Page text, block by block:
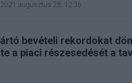
2021 augusztus 28. 12:36
bevételi rekordokat
a piaci részesedését a